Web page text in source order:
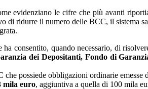
evidenziano le cifre che più avanti
di ridurre il numero delle BCC, il sistema
consentito, quando necessario, di
dei Depositanti, Fondo di
possiede obbligazioni ordinarie emesse
mila euro, aggiuntiva a quella di 100 mila